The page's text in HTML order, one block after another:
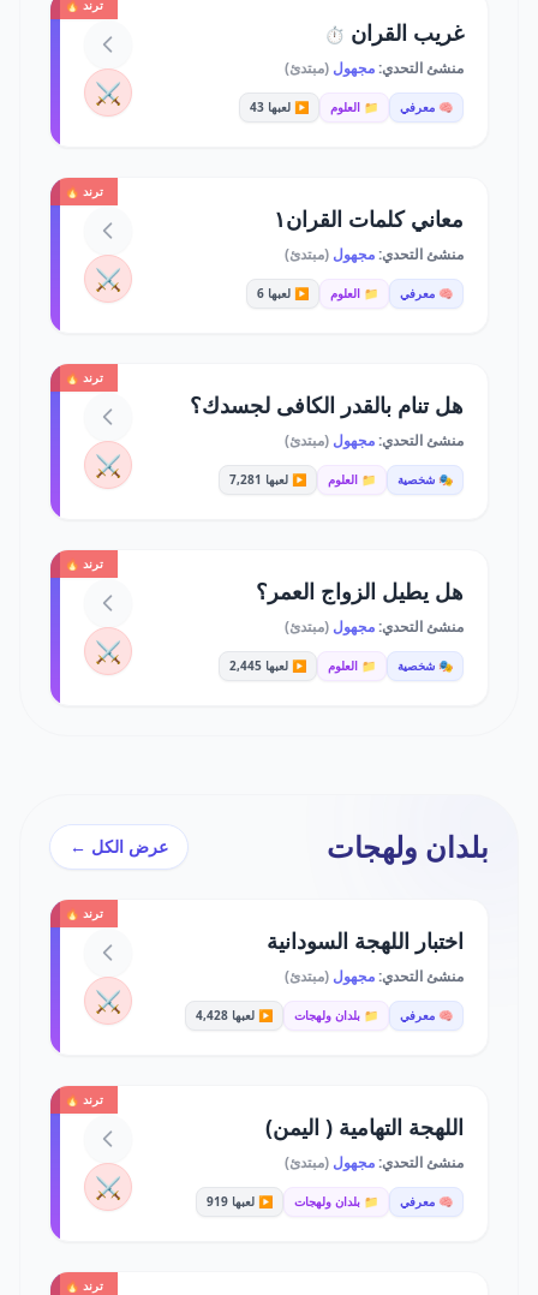
ترند 🔥
غريب القران ⏱️
منشئ التحدي:مجهول (مبتدئ)
🧠 معرفي 📁 العلوم ▶️ لعبها 43 ⚔️
ترند 🔥
معاني كلمات القران١
منشئ التحدي:مجهول (مبتدئ)
🧠 معرفي 📁 العلوم ▶️ لعبها 6 ⚔️
ترند 🔥
هل تنام بالقدر الكافى لجسدك؟
منشئ التحدي:مجهول (مبتدئ)
🎭 شخصية 📁 العلوم ▶️ لعبها 7,281 ⚔️
ترند 🔥
هل يطيل الزواج العمر؟
منشئ التحدي:مجهول (مبتدئ)
🎭 شخصية 📁 العلوم ▶️ لعبها 2,445 ⚔️
بلدان ولهجات عرض الكل ←
ترند 🔥
اختبار اللهجة السودانية
منشئ التحدي:مجهول (مبتدئ)
🧠 معرفي 📁 بلدان ولهجات ▶️ لعبها 4,428 ⚔️
ترند 🔥
اللهجة التهامية ( اليمن)
منشئ التحدي:مجهول (مبتدئ)
🧠 معرفي 📁 بلدان ولهجات ▶️ لعبها 919 ⚔️
ترند 🔥